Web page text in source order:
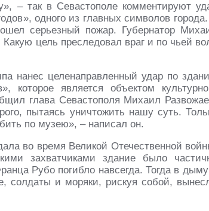
– так в Севастополе комментируют
одного из главных символов
серьезный пожар. Губернатор
цель преследовал враг и по чьей
нанес целенаправленный удар по
которое является объектом
глава Севастополя Михаил
пытаясь уничтожить нашу суть.
по музею», – написал он.
во время Великой Отечественной
захватчиками здание было
Рубо погибло навсегда. Тогда в
солдаты и моряки, рискуя собой,